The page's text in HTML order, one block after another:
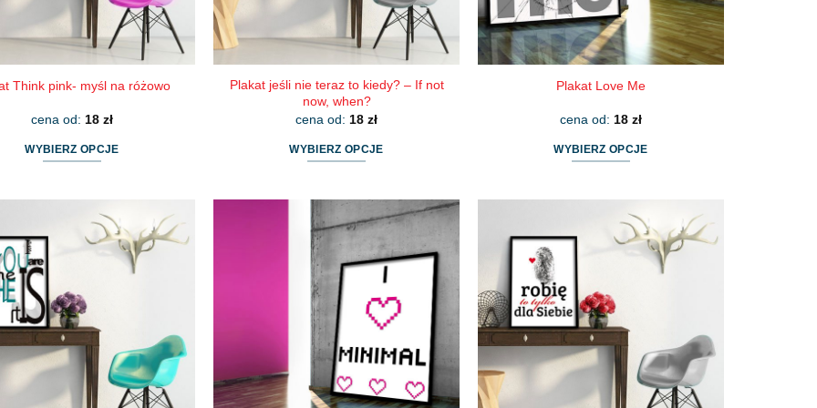
Think pink- myśl na różowo
cena od: 18 zł
WYBIERZ OPCJE
wiele
wariantów.
można
wybrać
stronie
produktu
Plakat jeśli nie teraz to kiedy? – If not
now, when?
cena od: 18 zł
WYBIERZ OPCJE
wiele
wariantów.
Opcje
można
wybrać
na
stronie
produktu
Plakat Love Me
cena od: 18 zł
WYBIERZ OPCJE
wiele
wariantów.
można
wybrać
stronie
produktu